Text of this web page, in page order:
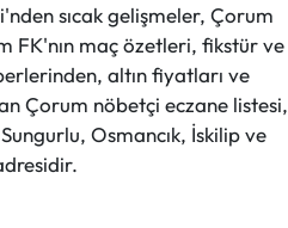
sıcak gelişmeler, Çorum
FK'nın maç özetleri, fikstür ve
altın fiyatları ve
Çorum nöbetçi eczane listesi,
Osmancık, İskilip ve